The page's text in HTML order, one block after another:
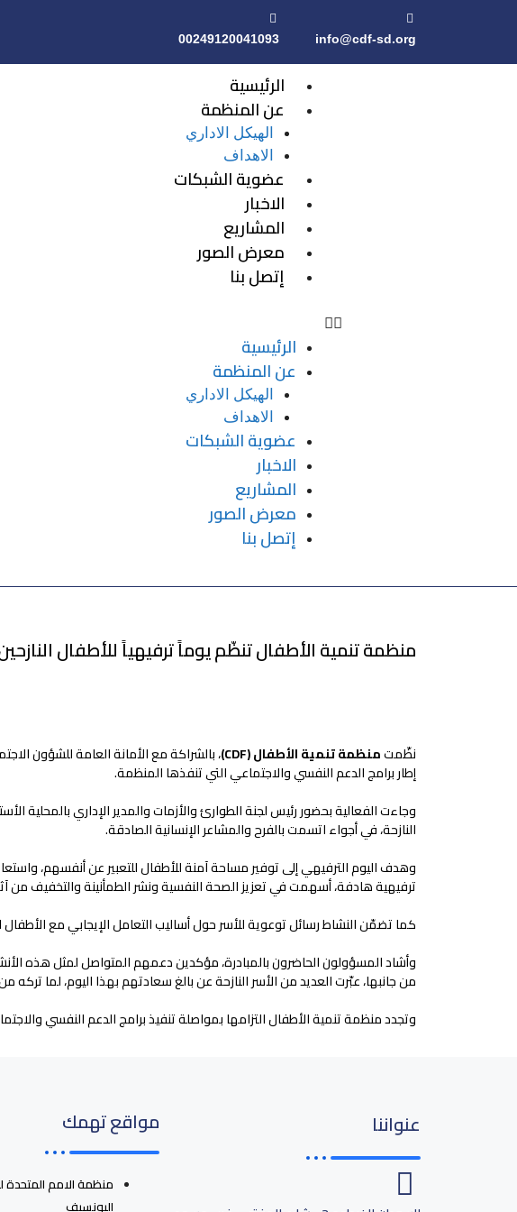
info@cdf-sd.org
00249120041093
الرئيسية
عن المنظمة
الهيكل الاداري
الاهداف
عضوية الشبكات
الاخبار
المشاريع
معرض الصور
إتصل بنا
الرئيسية
عن المنظمة
الهيكل الاداري
الاهداف
عضوية الشبكات
الاخبار
المشاريع
معرض الصور
إتصل بنا
منظمة تنمية الأطفال تنظّم يوماً ترفيهياً للأطفال
نظّمتمنظمة تنمية الأطفال (CDF) ، بالشراكة مع الأمانة العامة للشؤون
إطار برامج الدعم النفسي والاجتماعي التي تنفذها المنظمة.
وجاءت الفعالية بحضور رئيس لجنة الطوارئ والأزمات والمدير الإداري بالمحلية
النازحة، في أجواء اتسمت بالفرح والمشاعر الإنسانية الصادقة.
وهدف اليوم الترفيهي إلى توفير مساحة آمنة للأطفال للتعبير عن أنفسهم،
ترفيهية هادفة، أسهمت في تعزيز الصحة النفسية ونشر الطمأنينة والتخفيف من
كما تضمّن النشاط رسائل توعوية للأسر حول أساليب التعامل الإيجابي مع
وأشاد المسؤولون الحاضرون بالمبادرة، مؤكدين دعمهم المتواصل لمثل هذه
من جانبها، عبّرت العديد من الأسر النازحة عن بالغ سعادتهم بهذا اليوم، لما
وتجدد منظمة تنمية الأطفال التزامها بمواصلة تنفيذ برامج الدعم النفسي
عنواننا مواقع تهمك
منظمة الامم المتحدة
اليونسيف